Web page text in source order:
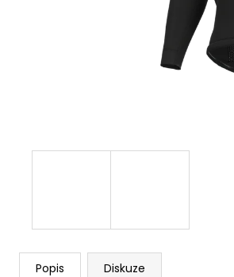
Popis Diskuze
CYKLISTICKÁ ČEPIČKA ADC